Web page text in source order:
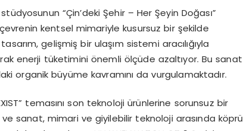
“Çin’deki Şehir – Her Şeyin Doğası”
kentsel mimariyle kusursuz bir şekilde
gelişmiş bir ulaşım sistemi aracılığıyla
enerji tüketimini önemli ölçüde azaltıyor. Bu sanat
organik büyüme kavramını da vurgulamaktadır.
temasını son teknoloji ürünlerine sorunsuz bir
sanat, mimari ve giyilebilir teknoloji arasında köprü